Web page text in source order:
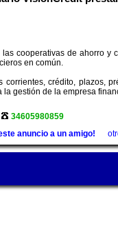
cooperativas de ahorro
en común.
crédito, plazos,
gestión de la empresa
34605980859
anuncio a un amigo!